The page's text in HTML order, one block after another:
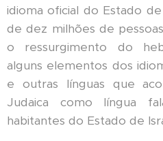
idioma oficial do Estado
de dez milhões de
o ressurgimento do
alguns elementos dos
e outras línguas que
Judaica como língua
habitantes do Estado de